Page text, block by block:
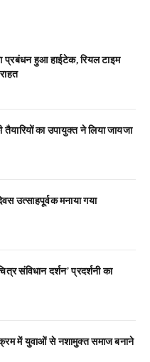
प्रबंधन हुआ हाईटेक, रियल टाइम
तैयारियों का उपायुक्त ने लिया जायजा
उत्साहपूर्वक मनाया गया
संविधान दर्शन’ प्रदर्शनी का
में युवाओं से नशामुक्त समाज बनाने